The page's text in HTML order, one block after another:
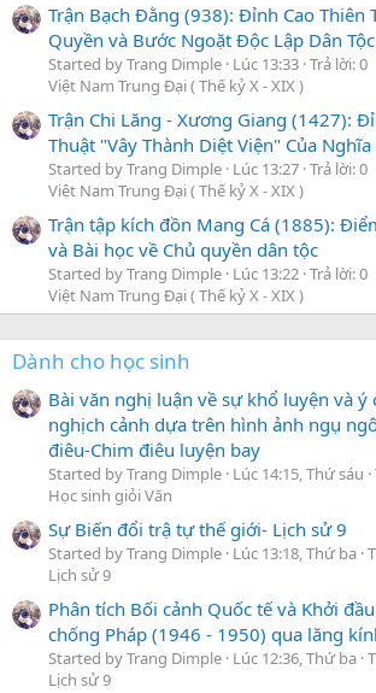
Trận Bạch Đằng (938): Đỉnh Cao Thiên
Quyền và Bước Ngoặt Độc Lập Dân Tộc
Started by Trang Dimple Lúc 13:33 Trả lời: 0
Việt Nam Trung Đại ( Thế kỷ X - XIX )
Trận Chi Lăng - Xương Giang (1427):
Thuật "Vây Thành Diệt Viện" Của
Started by Trang Dimple Lúc 13:27 Trả lời: 0
Việt Nam Trung Đại ( Thế kỷ X - XIX )
Trận tập kích đồn Mang Cá (1885):
và Bài học về Chủ quyền dân tộc
Started by Trang Dimple Lúc 13:22 Trả lời: 0
Việt Nam Trung Đại ( Thế kỷ X - XIX )
Dành cho học sinh
Bài văn nghị luận về sự khổ luyện và
nghịch cảnh dựa trên hình ảnh ngụ
điêu-Chim điêu luyện bay
Started by Trang Dimple Lúc 14:15, Thứ sáu
Học sinh giỏi Văn
Sự Biến đổi trậ tự thế giới- Lịch sử 9
Started by Trang Dimple Lúc 13:18, Thứ ba
Lịch sử 9
Phân tích Bối cảnh Quốc tế và Khởi
chống Pháp (1946 - 1950) qua lăng
Started by Trang Dimple Lúc 12:36, Thứ ba
Lịch sử 9